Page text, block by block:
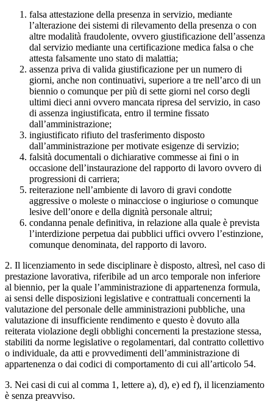
falsa attestazione della presenza in servizio, mediante
l’alterazione dei sistemi di rilevamento della presenza o con
altre modalità fraudolente, ovvero giustificazione dell’assenza
dal servizio mediante una certificazione medica falsa o che
attesta falsamente uno stato di malattia;
assenza priva di valida giustificazione per un numero di
giorni, anche non continuativi, superiore a tre nell’arco di un
biennio o comunque per più di sette giorni nel corso degli
ultimi dieci anni ovvero mancata ripresa del servizio, in caso
di assenza ingiustificata, entro il termine fissato
dall’amministrazione;
ingiustificato rifiuto del trasferimento disposto
dall’amministrazione per motivate esigenze di servizio;
falsità documentali o dichiarative commesse ai fini o in
occasione dell’instaurazione del rapporto di lavoro ovvero di
progressioni di carriera;
reiterazione nell’ambiente di lavoro di gravi condotte
aggressive o moleste o minacciose o ingiuriose o comunque
lesive dell’onore e della dignità personale altrui;
condanna penale definitiva, in relazione alla quale è prevista
l’interdizione perpetua dai pubblici uffici ovvero l’estinzione,
comunque denominata, del rapporto di lavoro.
2. Il licenziamento in sede disciplinare è disposto, altresì, nel caso di
prestazione lavorativa, riferibile ad un arco temporale non inferiore
al biennio, per la quale l’amministrazione di appartenenza formula,
ai sensi delle disposizioni legislative e contrattuali concernenti la
valutazione del personale delle amministrazioni pubbliche, una
valutazione di insufficiente rendimento e questo è dovuto alla
reiterata violazione degli obblighi concernenti la prestazione stessa,
stabiliti da norme legislative o regolamentari, dal contratto collettivo
o individuale, da atti e provvedimenti dell’amministrazione di
appartenenza o dai codici di comportamento di cui all’articolo 54.
3. Nei casi di cui al comma 1, lettere a), d), e) ed f), il licenziamento
è senza preavviso.